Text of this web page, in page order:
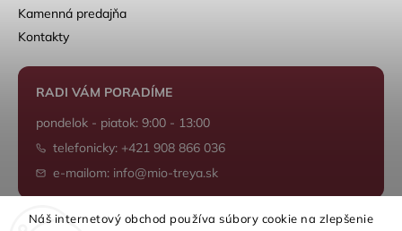
Náš internetový obchod používa súbory cookie na zlepšenie
Kamenná predajňa
Kontakty
RADI VÁM PORADÍME
pondelok - piatok: 9:00 - 13:00
telefonicky: +421 908 866 036
e-mailom: info@mio-treya.sk